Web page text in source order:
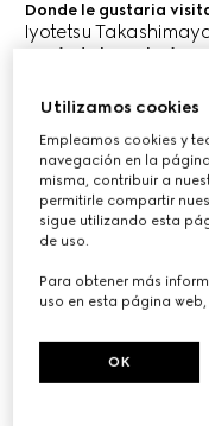
Donde le gustaria
Iyotetsu
¿Cuándo le gustaría
Las fechas y horas se
están sujetas a la
ELIJA EL
/3
Utilizamos cookies
Empleamos cookies y
navegación en la
misma, contribuir a
permitirle compartir
sigue utilizando esta
de uso.
Para obtener más
uso en esta página
OK